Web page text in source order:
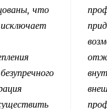
что